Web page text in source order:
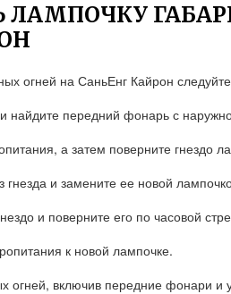
ЛАМПОЧКУ
огней на СаньЕнг Кайрон
найдите передний фонарь с
а затем поверните гнездо
и замените ее новой
и поверните его по часовой
к новой лампочке.
огней, включив передние фонари и